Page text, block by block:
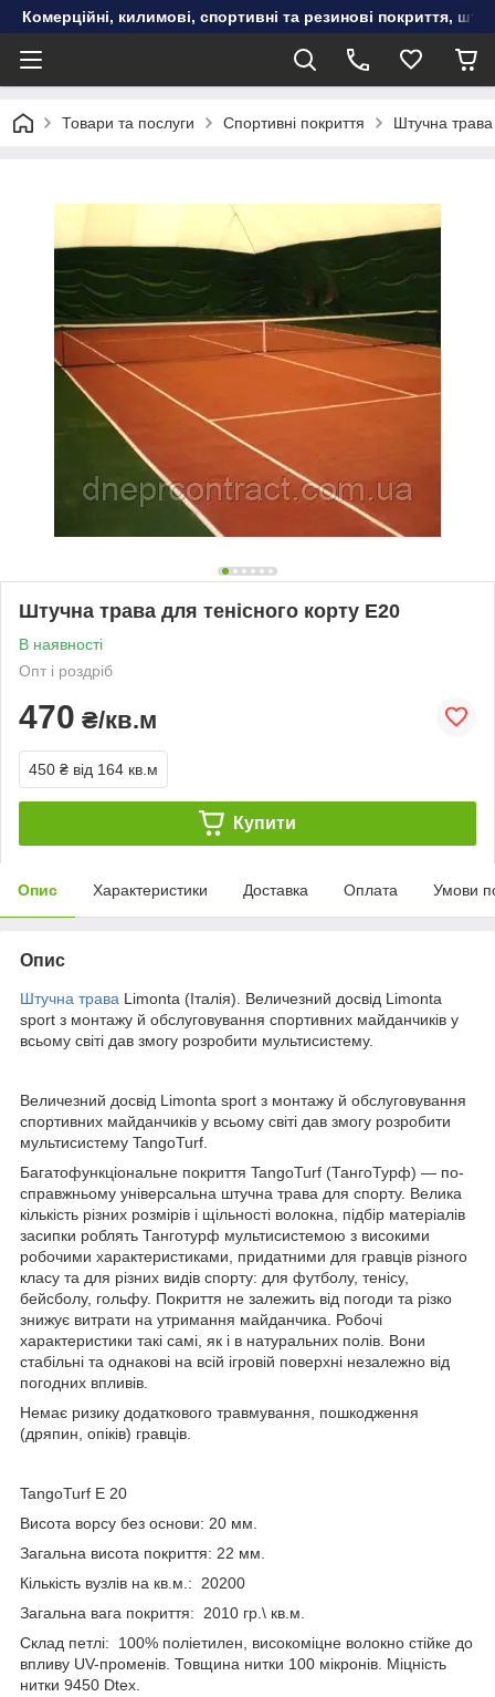
Комерційні, килимові, спортивні та резинові покриття,
Товари та послуги Спортивні покриття Штучна трава
Штучна трава для тенісного корту Е20
В наявності
Опт і роздріб
470 ₴/кв.м
450 ₴ від 164 кв.м
Купити
Опис Характеристики Доставка Оплата Умови
Опис
Штучна трава Limonta (Італія). Величезний досвід Limonta
sport з монтажу й обслуговування спортивних майданчиків у
всьому світі дав змогу розробити мультисистему.
Величезний досвід Limonta sport з монтажу й обслуговування
спортивних майданчиків у всьому світі дав змогу розробити
мультисистему TangoTurf.
Багатофункціональне покриття TangoTurf (ТангоТурф) — по-
справжньому універсальна штучна трава для спорту. Велика
кількість різних розмірів і щільності волокна, підбір матеріалів
засипки роблять Танготурф мультисистемою з високими
робочими характеристиками, придатними для гравців різного
класу та для різних видів спорту: для футболу, тенісу,
бейсболу, гольфу. Покриття не залежить від погоди та різко
знижує витрати на утримання майданчика. Робочі
характеристики такі самі, як і в натуральних полів. Вони
стабільні та однакові на всій ігровій поверхні незалежно від
погодних впливів.
Немає ризику додаткового травмування, пошкодження
(дряпин, опіків) гравців.
TangoTurf E 20
Висота ворсу без основи: 20 мм.
Загальна висота покриття: 22 мм.
Кількість вузлів на кв.м.: 20200
Загальна вага покриття: 2010 гр.\ кв.м.
Склад петлі: 100% поліетилен, високоміцне волокно стійке до
впливу UV-променів. Товщина нитки 100 мікронів. Міцність
нитки 9450 Dtex.